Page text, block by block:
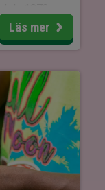
den namnet
dess.
av
samlades
för vidare
för
Läs mer